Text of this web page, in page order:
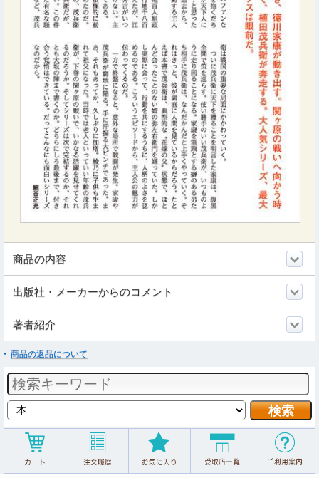
商品の内容
出版社・メーカーからのコメント
著者紹介
商品の返品について